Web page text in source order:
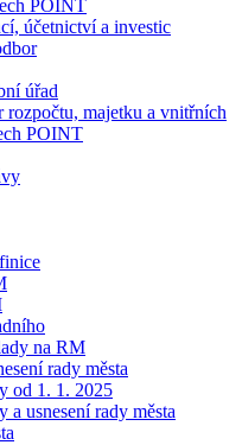
POINT
účetnictví a investic
úřad
rozpočtu, majetku a vnitřních
POINT
na RM
rady města
od 1. 1. 2025
a usnesení rady města